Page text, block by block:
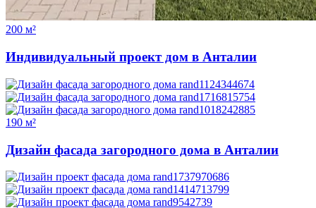
200 м²
Индивидуальный проект дом в Анталии
190 м²
Дизайн фасада загородного дома в Анталии